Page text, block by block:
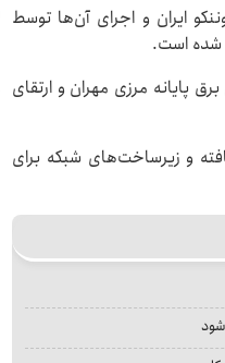
ایران و اجرای آن‌ها توسط
شده است.
پایانه مرزی مهران و ارتقای
و زیرساخت‌های شبکه برای